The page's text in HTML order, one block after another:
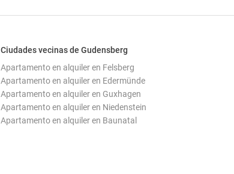
Ciudades vecinas de Gudensberg
Apartamento en alquiler en Felsberg
Apartamento en alquiler en Edermünde
Apartamento en alquiler en Guxhagen
Apartamento en alquiler en Niedenstein
Apartamento en alquiler en Baunatal